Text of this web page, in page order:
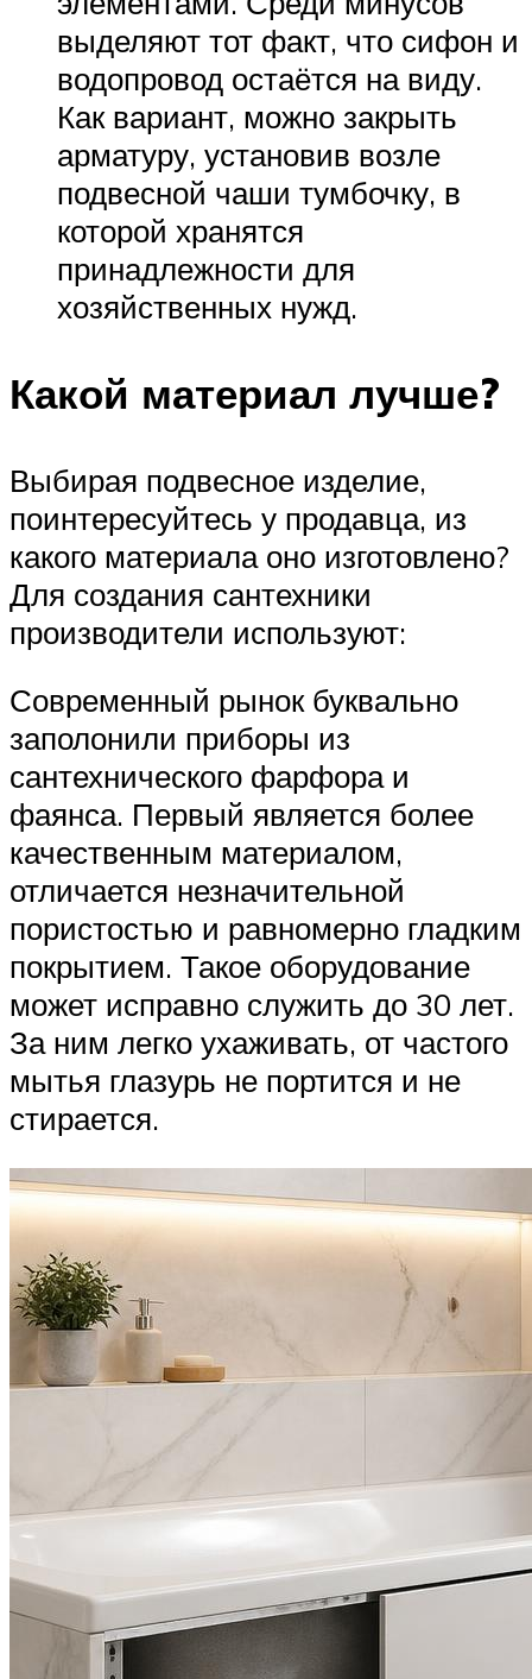
выделяют тот факт, что сифон и
водопровод остаётся на виду.
Как вариант, можно закрыть
арматуру, установив возле
подвесной чаши тумбочку, в
которой хранятся
принадлежности для
хозяйственных нужд.
Какой материал лучше?
Выбирая подвесное изделие,
поинтересуйтесь у продавца, из
какого материала оно изготовлено?
Для создания сантехники
производители используют:
Современный рынок буквально
заполонили приборы из
сантехнического фарфора и
фаянса. Первый является более
качественным материалом,
отличается незначительной
пористостью и равномерно гладким
покрытием. Такое оборудование
может исправно служить до 30 лет.
За ним легко ухаживать, от частого
мытья глазурь не портится и не
стирается.